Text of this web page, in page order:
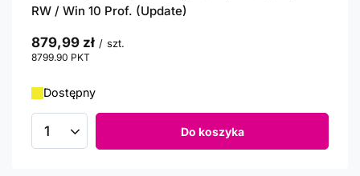
RW / Win 10 Prof. (Update)
879,99 zł / szt.
8799.90 PKT
Dostępny
Ilość produktów Do koszyka